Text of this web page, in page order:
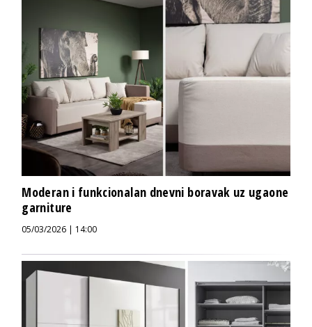
Moderan i funkcionalan dnevni boravak uz ugaone
garniture
05/03/2026 | 14:00